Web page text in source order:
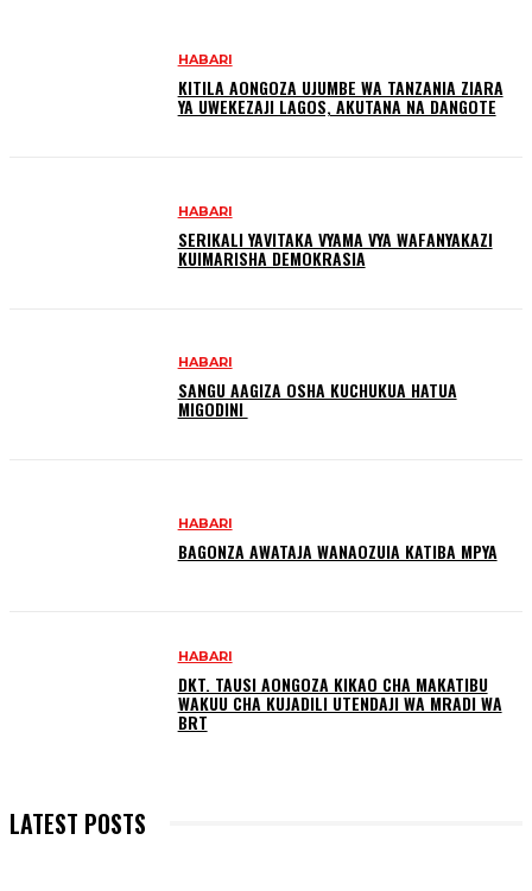
HABARI
KITILA AONGOZA UJUMBE WA TANZANIA ZIARA
YA UWEKEZAJI LAGOS, AKUTANA NA DANGOTE
HABARI
SERIKALI YAVITAKA VYAMA VYA WAFANYAKAZI
KUIMARISHA DEMOKRASIA
HABARI
SANGU AAGIZA OSHA KUCHUKUA HATUA
MIGODINI ‎
HABARI
BAGONZA AWATAJA WANAOZUIA KATIBA MPYA
HABARI
DKT. TAUSI AONGOZA KIKAO CHA MAKATIBU
WAKUU CHA KUJADILI UTENDAJI WA MRADI WA
BRT
LATEST POSTS